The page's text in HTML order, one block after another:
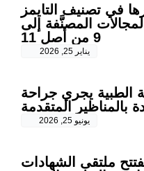
في تصنيف التايمز
وتزيد المجالات المصنَّفة إلى
9 من أصل 11
يناير 25, 2026
الطبية يجري جراحة
بالمناظير المتقدمة
يونيو 25, 2026
ملتقى الشهادات